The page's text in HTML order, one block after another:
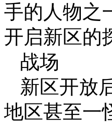
手的人物之
开启新区的
战场
新区开放
地区甚至一